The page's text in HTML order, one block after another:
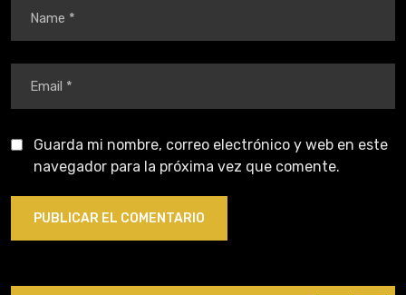
Guarda mi nombre, correo electrónico y web en este
navegador para la próxima vez que comente.